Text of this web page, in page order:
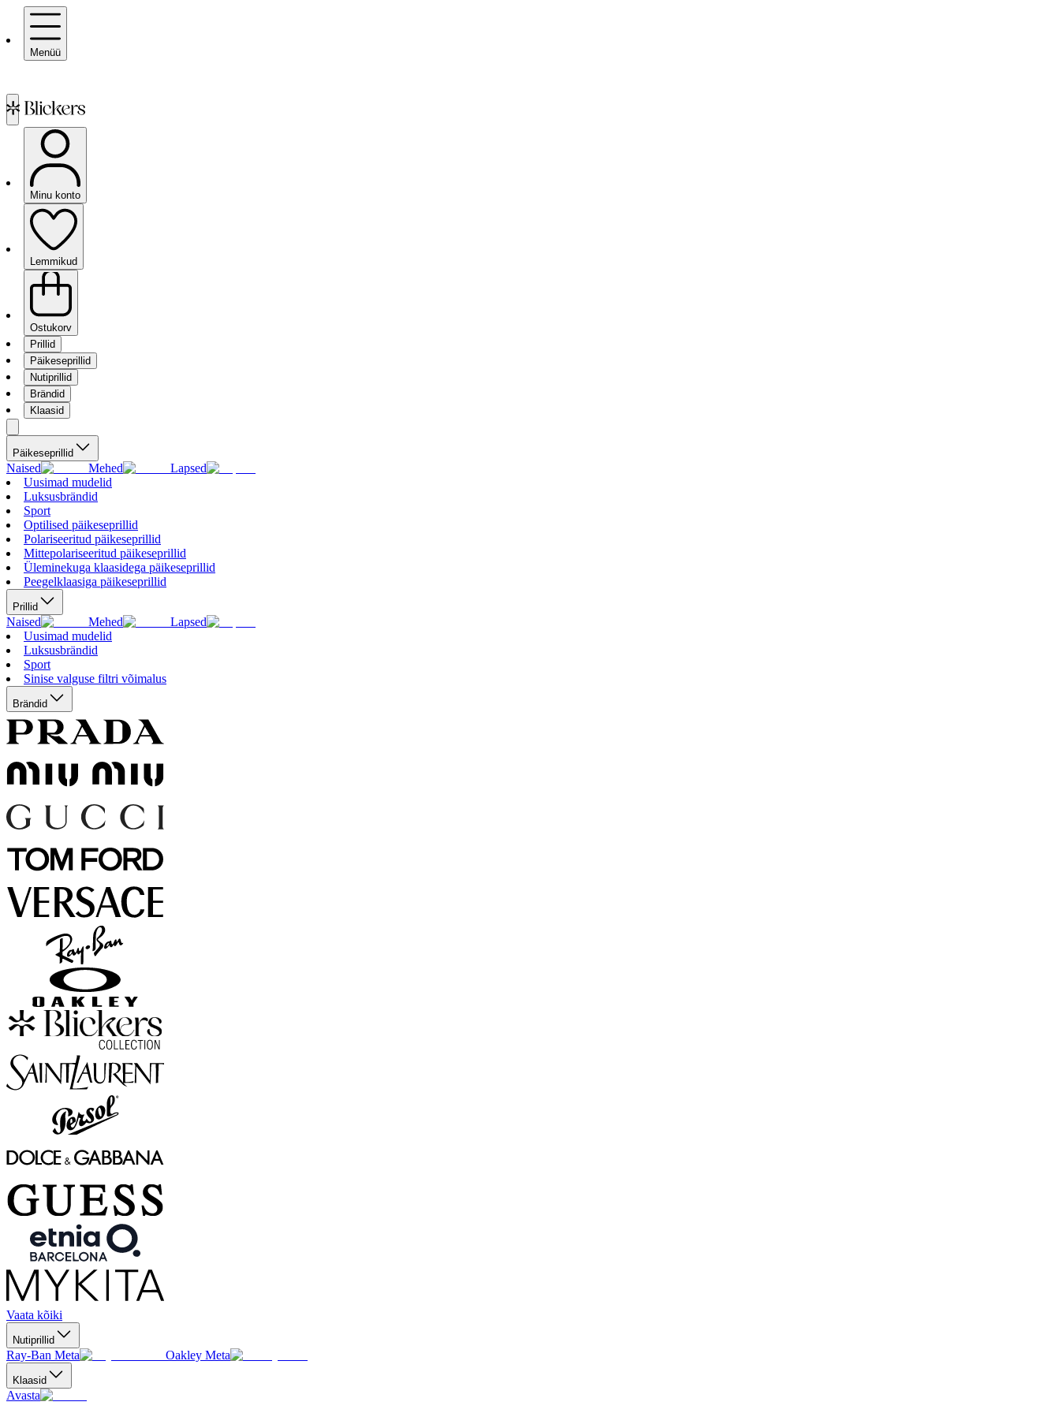
Menüü
Minu konto
Lemmikud
Ostukorv
Prillid
Päikeseprillid
Nutiprillid
Brändid
Klaasid
Päikeseprillid
Naised Mehed
Lapsed
Uusimad mudelid
Luksusbrändid
Sport
Optilised päikeseprillid
Polariseeritud päikeseprillid
Mittepolariseeritud päikeseprillid
Üleminekuga klaasidega päikeseprillid
Peegelklaasiga päikeseprillid
Prillid
Naised Mehed
Lapsed
Uusimad mudelid
Luksusbrändid
Sport
Sinise valguse filtri võimalus
Brändid
Vaata kõiki
Nutiprillid
Ray-Ban Meta Oakley Meta
Klaasid
Avasta